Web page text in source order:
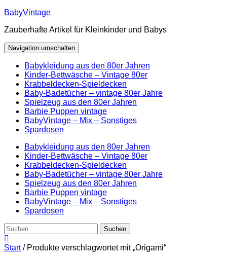
Zum
springen
BabyVintage
Zauberhafte Artikel für Kleinkinder und Babys
Navigation umschalten
Babykleidung aus den 80er Jahren
Kinder-Bettwäsche – Vintage 80er
Krabbeldecken-Spieldecken
Baby-Badetücher – vintage 80er Jahre
Spielzeug aus den 80er Jahren
Barbie Puppen vintage
BabyVintage – Mix – Sonstiges
Spardosen
Babykleidung aus den 80er Jahren
Kinder-Bettwäsche – Vintage 80er
Krabbeldecken-Spieldecken
Baby-Badetücher – vintage 80er Jahre
Spielzeug aus den 80er Jahren
Barbie Puppen vintage
BabyVintage – Mix – Sonstiges
Spardosen
Suchen
nach:
Start/ Produkte verschlagwortet mit „Origami“